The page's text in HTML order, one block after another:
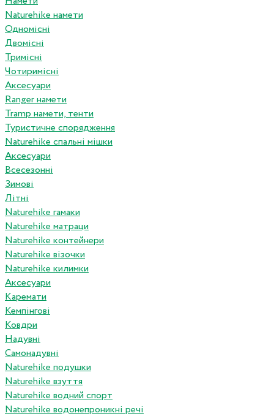
Naturehike намети
Одномісні
Двомісні
Тримісні
Чотиримісні
Аксесуари
Ranger намети
Tramp намети, тенти
Туристичне спорядження
Naturehike спальні мішки
Аксесуари
Всесезонні
Зимові
Літні
Naturehike гамаки
Naturehike матраци
Naturehike контейнери
Naturehike візочки
Naturehike килимки
Аксесуари
Каремати
Кемпінгові
Ковдри
Надувні
Самонадувні
Naturehike подушки
Naturehike взуття
Naturehike водний спорт
Naturehike водонепроникні речі